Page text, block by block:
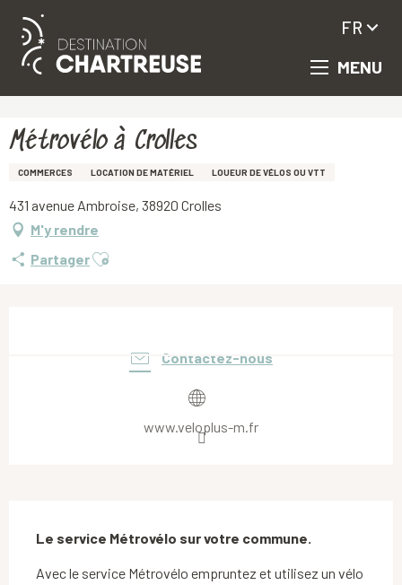
Aller
principal
MENU
FR
Métrovélo à Crolles
COMMERCES LOCATION DE MATÉRIEL LOUEUR DE VÉLOS OU VTT
431 avenue Ambroise, 38920 Crolles
M'y rendre
PartagerAjouter aux favoris
Contactez-nous
www.veloplus-m.fr
Le service Métrovélo sur votre commune.
Avec le service Métrovélo empruntez et utilisez un vélo